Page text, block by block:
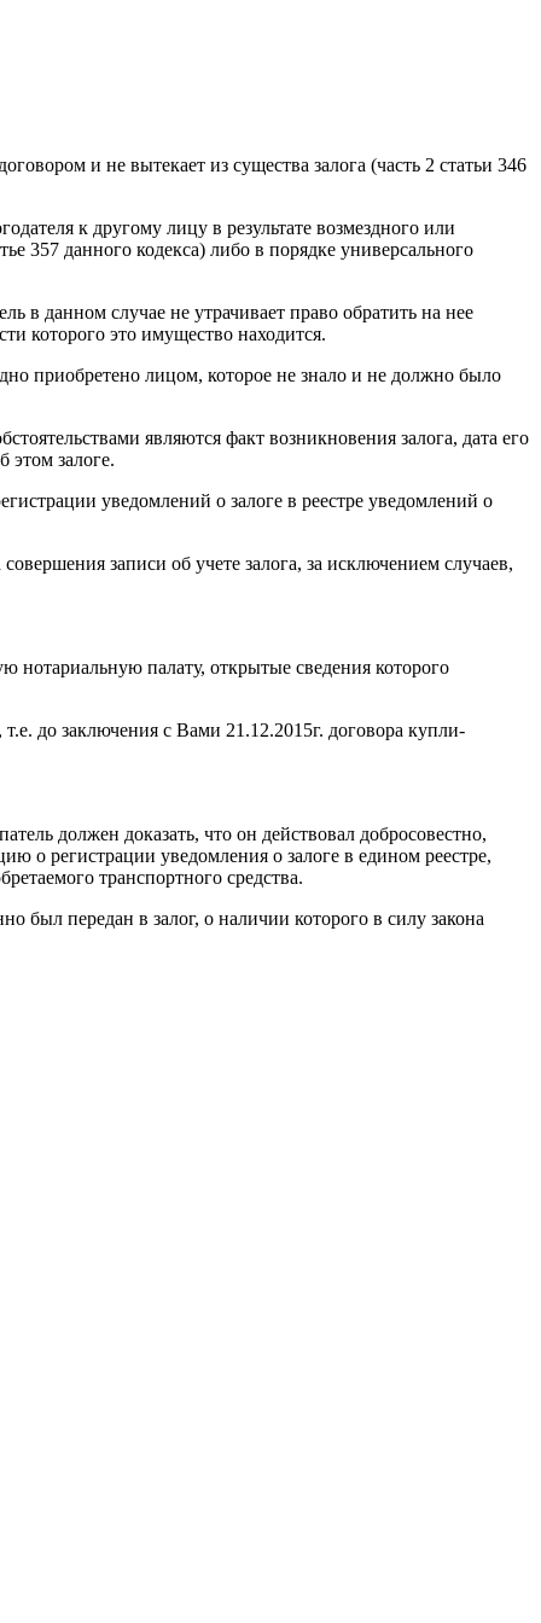
и не вытекает из существа залога (часть 2 статьи 346
к другому лицу в результате возмездного или
357 данного кодекса) либо в порядке универсального
в данном случае не утрачивает право обратить на нее
которого это имущество находится.
приобретено лицом, которое не знало и не должно было
являются факт возникновения залога, дата его
этом залоге.
уведомлений о залоге в реестре уведомлений о
записи об учете залога, за исключением случаев,
палату, открытые сведения которого
до заключения с Вами 21.12.2015г. договора купли-
должен доказать, что он действовал добросовестно,
о регистрации уведомления о залоге в едином реестре,
транспортного средства.
был передан в залог, о наличии которого в силу закона